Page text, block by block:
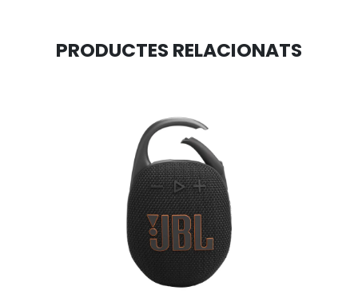
PRODUCTES RELACIONATS